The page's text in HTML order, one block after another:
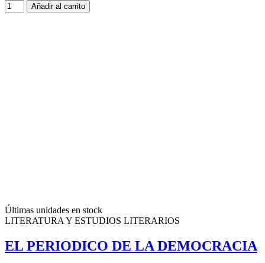
Añadir al carrito
Últimas unidades en stock
LITERATURA Y ESTUDIOS LITERARIOS
EL PERIODICO DE LA DEMOCRACIA